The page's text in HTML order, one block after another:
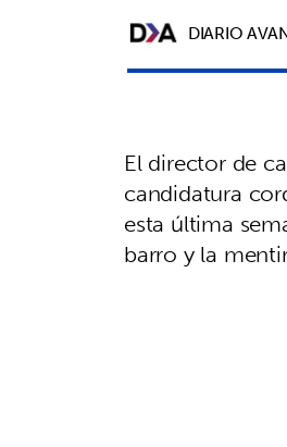
DIARIO
El director de
candidatura
esta última
barro y la